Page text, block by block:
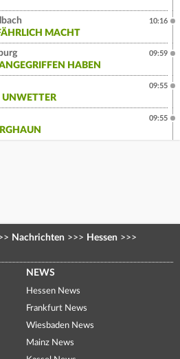
MACHT
10:16
HABEN
09:59
UNWETTER
09:55
09:55
Nachrichten >>> Hessen >>>
NEWS
Hessen News
Frankfurt News
Wiesbaden News
Mainz News